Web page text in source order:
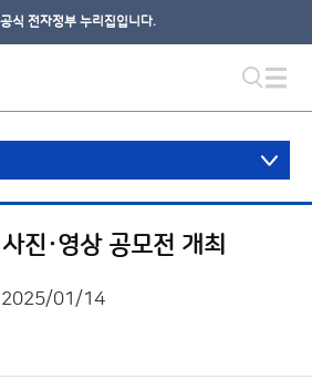
식 전자정부 누리집입니다.
진·영상 공모전 개최
2025/01/14